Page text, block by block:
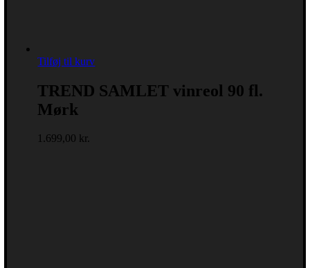
Tilføj til kurv
TREND SAMLET vinreol 90 fl.
Mørk
1.699,00 kr.